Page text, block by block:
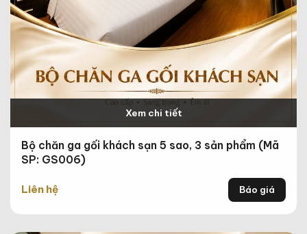
Xem chi tiết
Bộ chăn ga gối khách sạn 5 sao, 3 sản phẩm (Mã
SP: GS006)
Liên hệ Báo giá